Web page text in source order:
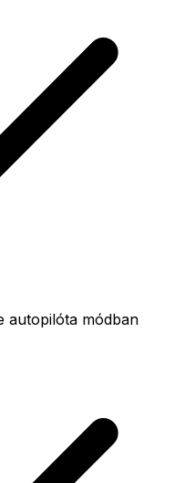
autopilóta módban